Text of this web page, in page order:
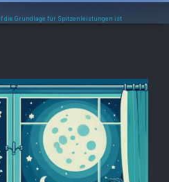
die Grundlage für Spitzenleistungen ist